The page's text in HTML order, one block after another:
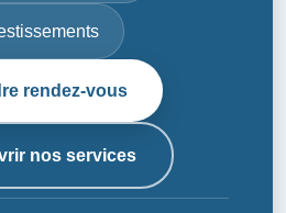
rendez-vous
nos services